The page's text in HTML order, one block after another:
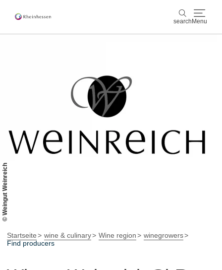
search Menu
sports & nature
culture & cities
events
© Weingut Weinreich
Startseite wine & culinary Wine region
winegrowers
Find producers